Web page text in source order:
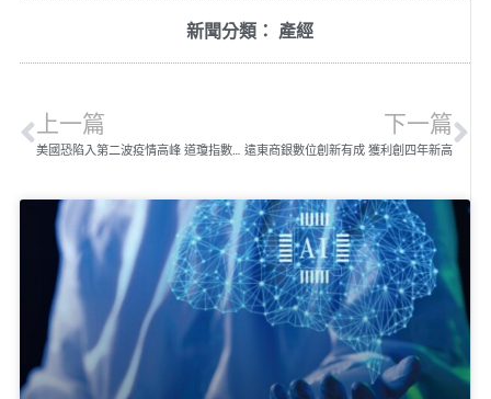
新聞分類： 產經
上一篇
美國恐陷入第二波疫情高峰 道瓊指數11日暴跌1800點
下一篇
遠東商銀數位創新有成 獲利創四年新高